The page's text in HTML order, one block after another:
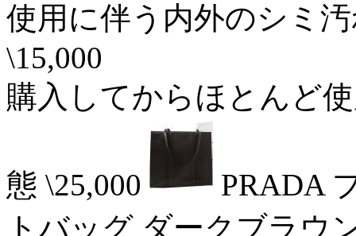
使用に伴う内外のシミ
\15,000
購入してからほとんど
態 \25,000
PRADA
トバッグ ダークブラウ